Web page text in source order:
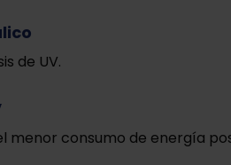
de UV.
consumo de energía